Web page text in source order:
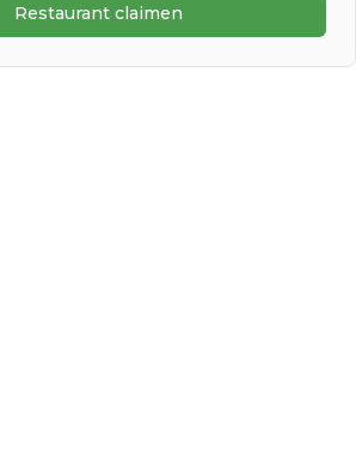
Restaurant claimen